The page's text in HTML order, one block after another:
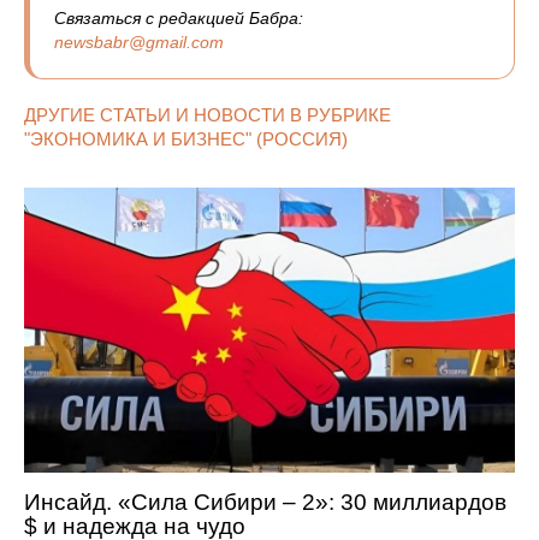
Связаться с редакцией Бабра:
newsbabr@gmail.com
ДРУГИЕ СТАТЬИ И НОВОСТИ В РУБРИКЕ
"ЭКОНОМИКА И БИЗНЕС" (РОССИЯ)
Инсайд. «Сила Сибири – 2»: 30 миллиардов
$ и надежда на чудо